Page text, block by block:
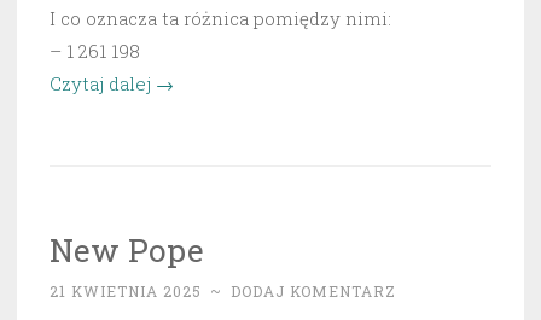
I co oznacza ta różnica pomiędzy nimi:
– 1 261 198
Czytaj dalej „Zgadnijcie
liczby”
→
New Pope
21 KWIETNIA 2025 ~ DODAJ KOMENTARZ